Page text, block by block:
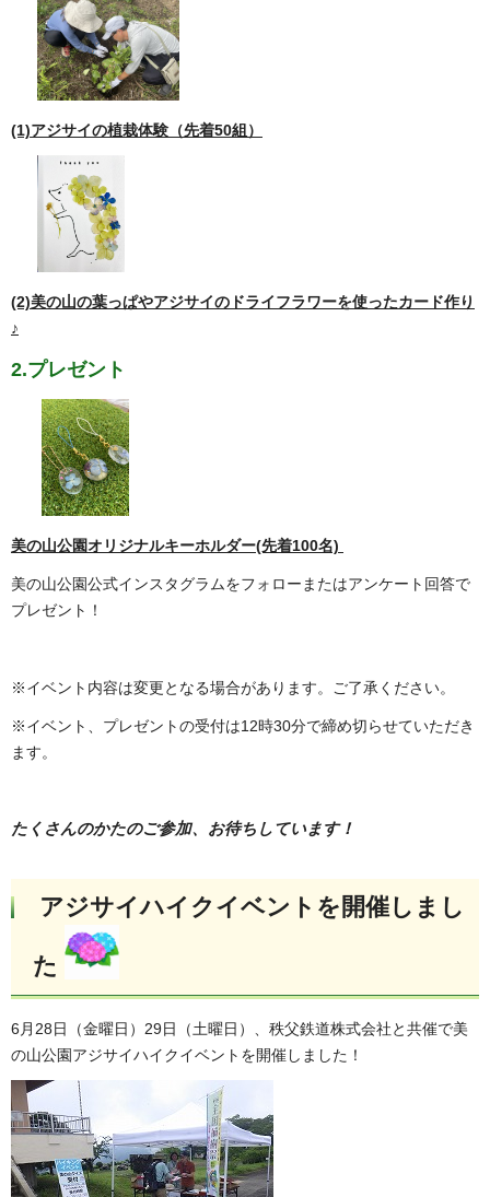
(1)アジサイの植栽体験（先着50組）
(2)美の山の葉っぱやアジサイのドライフラワーを使ったカード作り
♪
2.プレゼント
美の山公園オリジナルキーホルダー(先着100名)
美の山公園公式インスタグラムをフォローまたはアンケート回答で
プレゼント！
※イベント内容は変更となる場合があります。ご了承ください。
※イベント、プレゼントの受付は12時30分で締め切らせていただき
ます。
たくさんのかたのご参加、お待ちしています！
アジサイハイクイベントを開催しまし
た
6月28日（金曜日）29日（土曜日）、秩父鉄道株式会社と共催で美
の山公園アジサイハイクイベントを開催しました！